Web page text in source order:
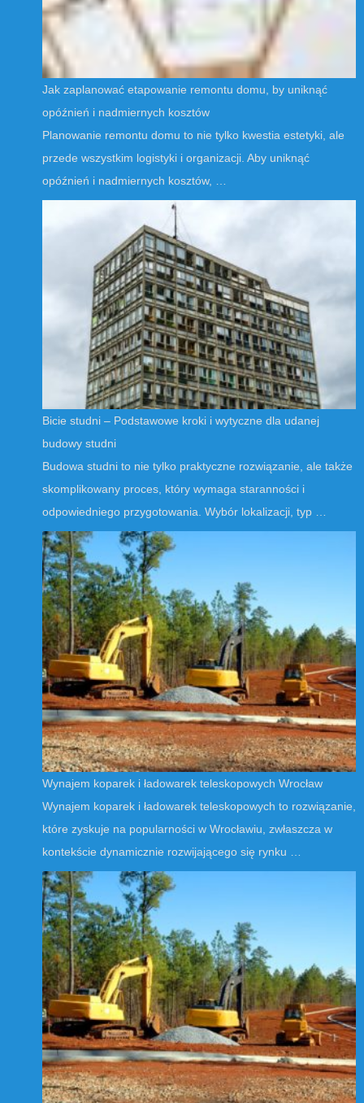
Jak zaplanować etapowanie remontu domu, by uniknąć
opóźnień i nadmiernych kosztów
Planowanie remontu domu to nie tylko kwestia estetyki, ale
przede wszystkim logistyki i organizacji. Aby uniknąć
opóźnień i nadmiernych kosztów, …
Bicie studni – Podstawowe kroki i wytyczne dla udanej
budowy studni
Budowa studni to nie tylko praktyczne rozwiązanie, ale także
skomplikowany proces, który wymaga staranności i
odpowiedniego przygotowania. Wybór lokalizacji, typ …
Wynajem koparek i ładowarek teleskopowych Wrocław
Wynajem koparek i ładowarek teleskopowych to rozwiązanie,
które zyskuje na popularności w Wrocławiu, zwłaszcza w
kontekście dynamicznie rozwijającego się rynku …